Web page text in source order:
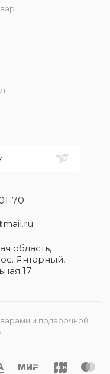
70
область​,
Янтарный,
17
и подарочной